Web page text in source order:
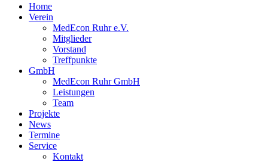
Home
Verein
MedEcon Ruhr e.V.
Mitglieder
Vorstand
Treffpunkte
GmbH
MedEcon Ruhr GmbH
Leistungen
Team
Projekte
News
Termine
Service
Kontakt